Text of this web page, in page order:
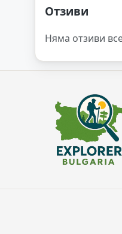
Отзиви
Няма отзиви